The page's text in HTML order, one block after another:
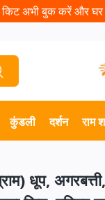
अभी बुक करें और घर
कुंडली दर्शन राम
धूप, अगरबत्ती,